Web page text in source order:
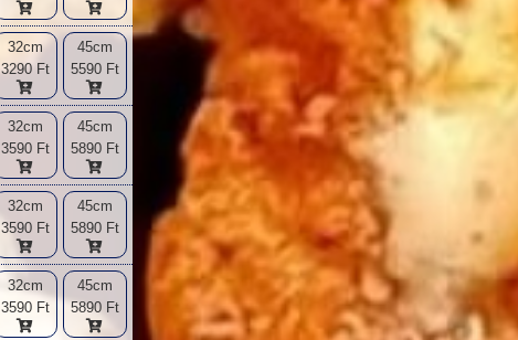
32cm
3290 Ft
45cm
5590 Ft
32cm
3590 Ft
45cm
5890 Ft
32cm
3590 Ft
45cm
5890 Ft
32cm
3590 Ft
45cm
5890 Ft